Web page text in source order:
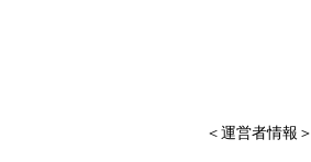
＜運営者情報＞